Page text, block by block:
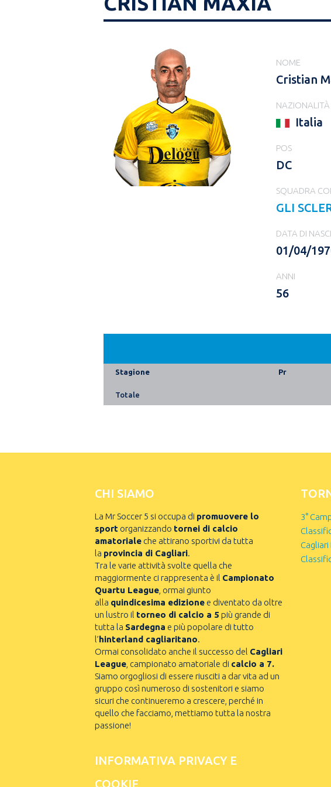
NOME
Cristian
NAZIONALITÀ
Italia
POS
DC
SQUADRA
GLI
DATA DI
01/04/
ANNI
56
Stagione Pr
Totale
CHI SIAMO
La Mr Soccer 5 si occupa di promuovere lo
sport organizzando tornei di calcio
amatoriale che attirano sportivi da tutta
la provincia di Cagliari.
Tra le varie attività svolte quella che
maggiormente ci rappresenta è il Campionato
Quartu League , ormai giunto
alla quindicesima edizione e diventato da oltre
un lustro il torneo di calcio a 5 più grande di
tutta la Sardegna e più popolare di tutto
l’hinterland cagliaritano.
Ormai consolidato anche il successo del Cagliari
League , campionato amatoriale di calcio a 7.
Siamo orgogliosi di essere riusciti a dar vita ad un
gruppo così numeroso di sostenitori e siamo
sicuri che continueremo a crescere, perché in
quello che facciamo, mettiamo tutta la nostra
passione!
INFORMATIVA PRIVACY E
COOKIE
3°
Cagliari